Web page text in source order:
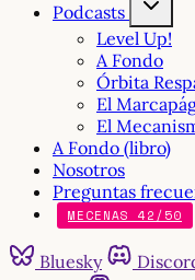
Podcasts
Level Up!
A Fondo
Órbita
El
El
A Fondo (libro)
Nosotros
Preguntas
MECENAS 42/50
Bluesky